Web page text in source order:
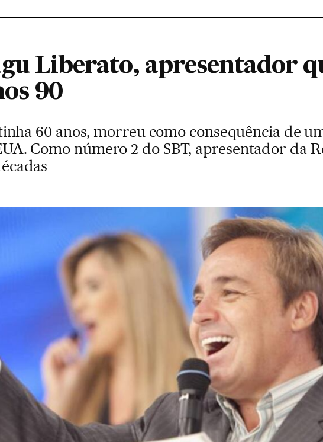
Liberato, apresentador
90
60 anos, morreu como consequência de
Como número 2 do SBT, apresentador da